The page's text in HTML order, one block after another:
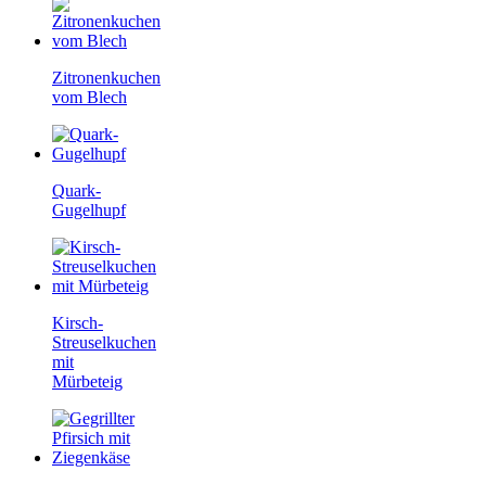
Zitronenkuchen
vom Blech
Quark-
Gugelhupf
Kirsch-
Streuselkuchen
mit
Mürbeteig